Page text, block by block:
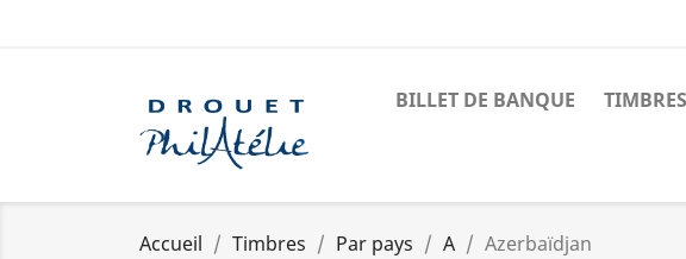
BILLET DE BANQUE TIMBRES
Accueil Timbres Par pays A Azerbaïdjan